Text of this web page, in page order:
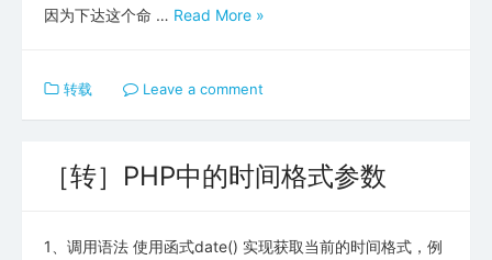
因为下达这个命 … Read More »
转载 Leave a comment
［转］PHP中的时间格式参数
1、调用语法 使用函式date() 实现获取当前的时间格式，例